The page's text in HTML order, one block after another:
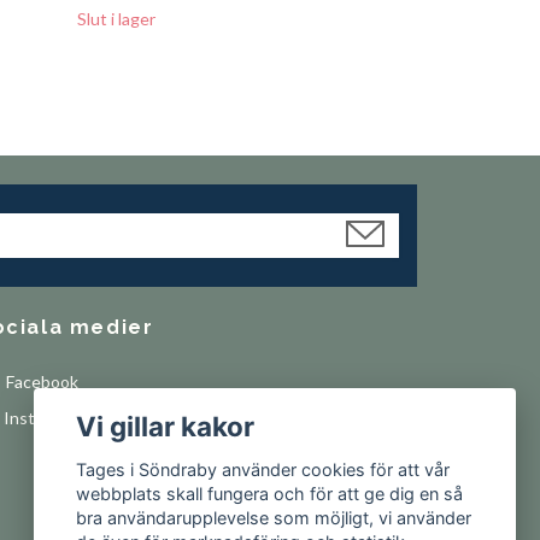
Slut i lager
medier
Facebook
InstagramVi gillar kakor
Tages i Söndraby använder cookies för att vår
webbplats skall fungera och för att ge dig en så
bra användarupplevelse som möjligt, vi använder